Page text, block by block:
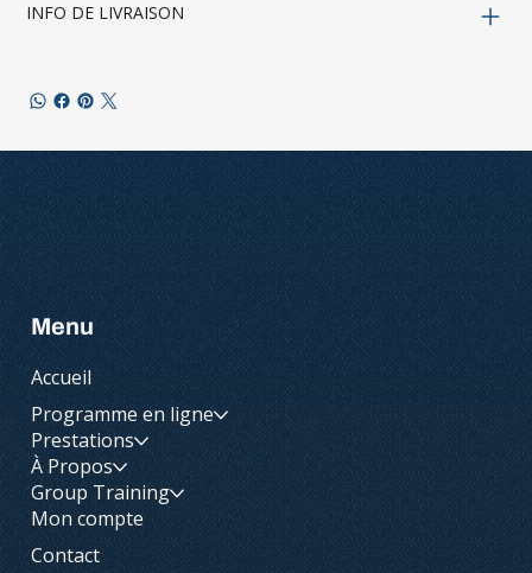
INFO DE LIVRAISON
Menu
Accueil
Programme en ligne
Prestations
À Propos
Group Training
Mon compte
Contact